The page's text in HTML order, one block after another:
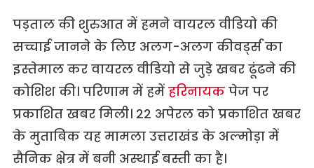
पड़ताल की शुरुआत में हमने वायरल वीडियो की
सच्चाई जानने के लिए अलग-अलग कीवर्ड्स का
इस्तेमाल कर वायरल वीडियो से जुड़े खबर ढूंढने की
कोशिश की। परिणाम में हमें हरिनायकपेज पर
प्रकाशित खबर मिली। 22 अपेरल को प्रकाशित खबर
के मुताबिक यह मामला उत्तराखंड के अल्मोड़ा में
सैनिक क्षेत्र में बनी अस्थाई बस्ती का है।